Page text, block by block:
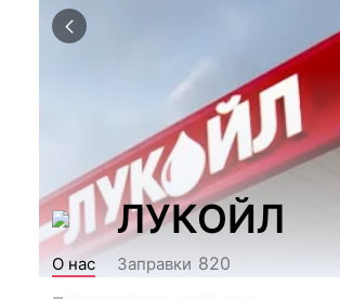
ЛУКОЙЛ
О нас Заправки 820